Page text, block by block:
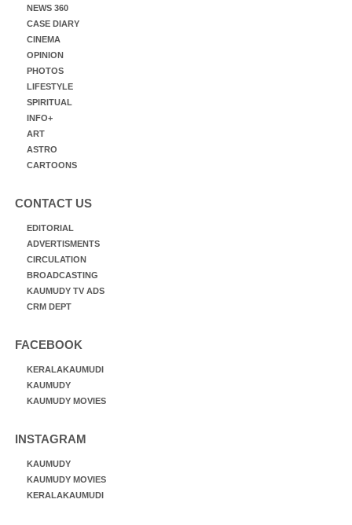
NEWS 360
CASE DIARY
CINEMA
OPINION
PHOTOS
LIFESTYLE
SPIRITUAL
INFO+
ART
ASTRO
CARTOONS
CONTACT US
EDITORIAL
ADVERTISMENTS
CIRCULATION
BROADCASTING
KAUMUDY TV ADS
CRM DEPT
FACEBOOK
KERALAKAUMUDI
KAUMUDY
KAUMUDY MOVIES
INSTAGRAM
KAUMUDY
KAUMUDY MOVIES
KERALAKAUMUDI